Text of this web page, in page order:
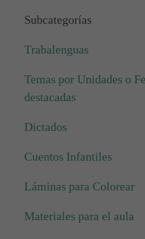
Subcategorías
Trabalenguas
Temas por Unidades o
destacadas
Dictados
Cuentos Infantiles
Láminas para Colorear
Materiales para el aula